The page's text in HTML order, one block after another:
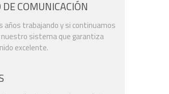
COMUNICACIÓN
años trabajando y si continuamos
nuestro sistema que garantiza
excelente.